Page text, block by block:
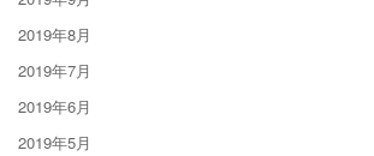
2019年8月
2019年7月
2019年6月
2019年5月